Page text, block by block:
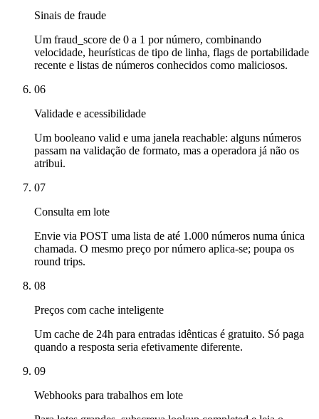
Sinais de fraude
Um fraud_score de 0 a 1 por número, combinando
velocidade, heurísticas de tipo de linha, flags de portabilidade
recente e listas de números conhecidos como maliciosos.
06
Validade e acessibilidade
Um booleano valid e uma janela reachable: alguns números
passam na validação de formato, mas a operadora já não os
atribui.
07
Consulta em lote
Envie via POST uma lista de até 1.000 números numa única
chamada. O mesmo preço por número aplica-se; poupa os
round trips.
08
Preços com cache inteligente
Um cache de 24h para entradas idênticas é gratuito. Só paga
quando a resposta seria efetivamente diferente.
09
Webhooks para trabalhos em lote